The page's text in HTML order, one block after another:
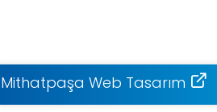
Mithatpaşa Web Tasarım